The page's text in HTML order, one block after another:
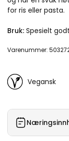
for ris eller pasta.
Bruk: Spesielt
Varenummer:
Vegansk